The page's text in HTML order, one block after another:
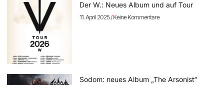
Der W.: Neues Album und auf Tour
11. April 2025 Keine Kommentare
Sodom: neues Album „The Arsonist“